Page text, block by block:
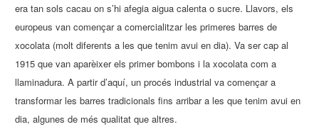
era tan sols cacau on s’hi afegia aigua calenta o sucre. Llavors, els
europeus van començar a comercialitzar les primeres barres de
xocolata (molt diferents a les que tenim avui en dia). Va ser cap al
1915 que van aparèixer els primer bombons i la xocolata com a
llaminadura. A partir d’aquí, un procés industrial va començar a
transformar les barres tradicionals fins arribar a les que tenim avui en
dia, algunes de més qualitat que altres.